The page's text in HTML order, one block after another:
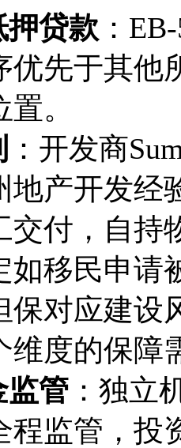
押贷款 ：
优先于其他
。
：开发商
地产开发经
交付，自持
如移民申请
保对应建设
维度的保障
监管 ：独立
程监管，投